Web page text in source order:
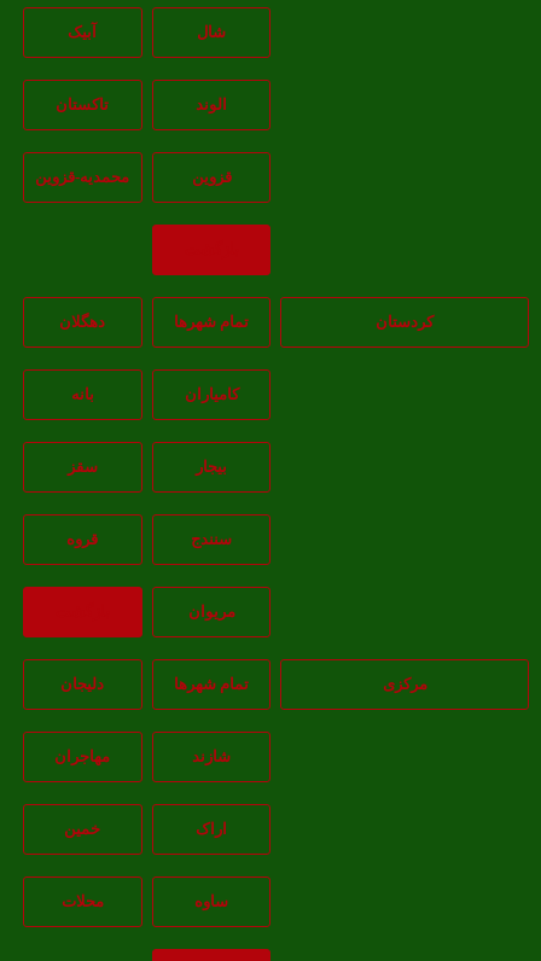
تاکستان
قزوين محمديه-قزوين
کردستان تمام شهر‌ها دهگلان
کامیاران
سنندج
مريوان
مرکزی تمام شهر‌ها دلیجان
شازند مهاجران
خمين
ساوه محلات